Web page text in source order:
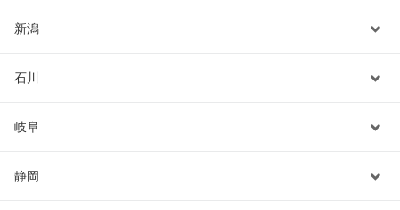
新潟
石川
岐阜
静岡